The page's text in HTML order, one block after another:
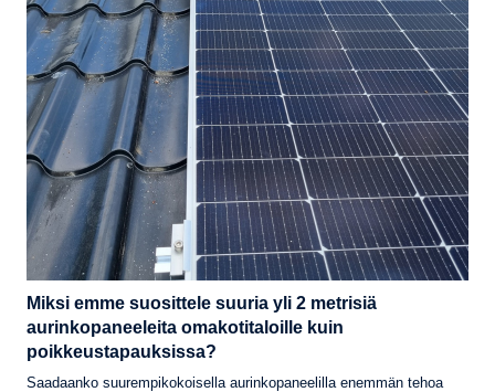
Miksi emme suosittele suuria yli 2 metrisiä
aurinkopaneeleita omakotitaloille kuin
poikkeustapauksissa?
Saadaanko suurempikokoisella aurinkopaneelilla enemmän tehoa